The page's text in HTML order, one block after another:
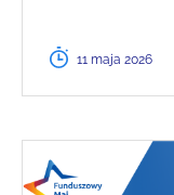
11 maja 2026